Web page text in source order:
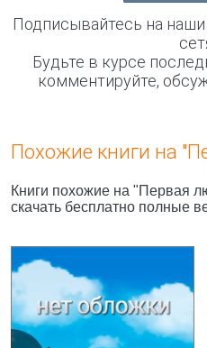
Подписывайтесь на
Будьте в курсе
комментируйте,
Похожие книги на
Книги похожие на "Первая
скачать бесплатно полные